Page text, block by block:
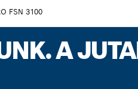
FSN 3100
A